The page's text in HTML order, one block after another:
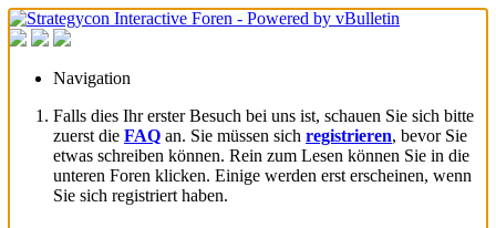
Navigation
Falls dies Ihr erster Besuch bei uns ist, schauen Sie sich bitte
zuerst die FAQ an. Sie müssen sich registrieren, bevor Sie
etwas schreiben können. Rein zum Lesen können Sie in die
unteren Foren klicken. Einige werden erst erscheinen, wenn
Sie sich registriert haben.